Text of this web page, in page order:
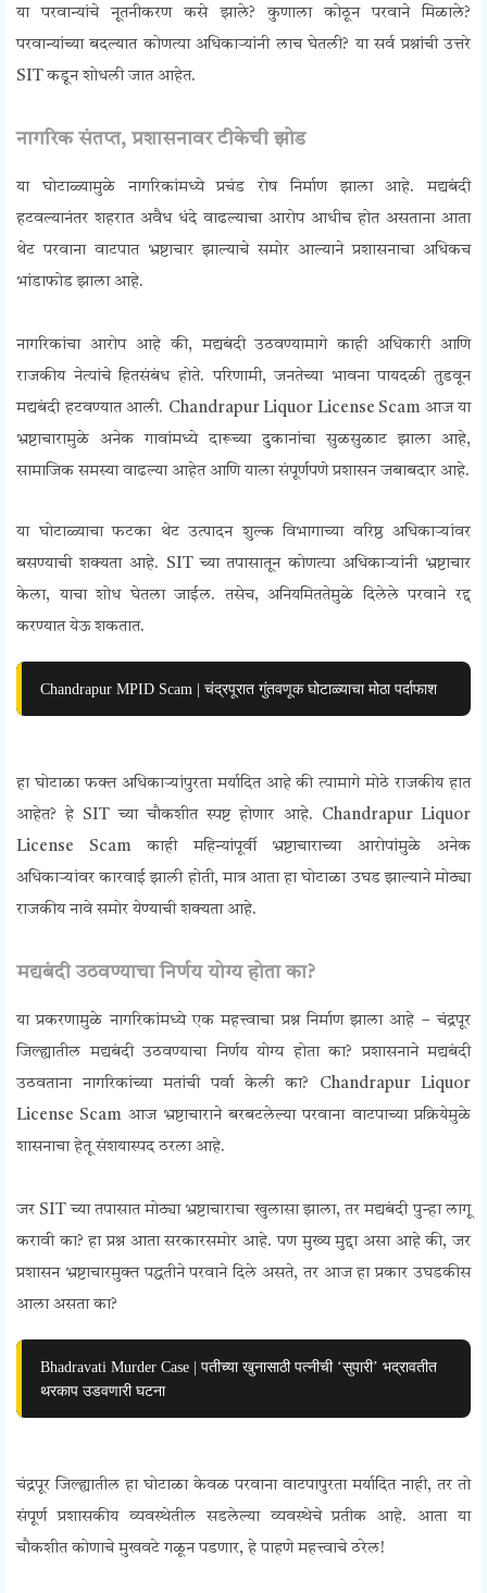
या परवान्यांचे नूतनीकरण कसे झाले? कुणाला कोठून परवाने मिळाले?
परवान्यांच्या बदल्यात कोणत्या अधिकार्‍यांनी लाच घेतली? या सर्व प्रश्नांची उत्तरे
SIT कडून शोधली जात आहेत.
नागरिक संतप्त, प्रशासनावर टीकेची झोड
या घोटाळ्यामुळे नागरिकांमध्ये प्रचंड रोष निर्माण झाला आहे. मद्यबंदी
हटवल्यानंतर शहरात अवैध धंदे वाढल्याचा आरोप आधीच होत असताना आता
थेट परवाना वाटपात भ्रष्टाचार झाल्याचे समोर आल्याने प्रशासनाचा अधिकच
भांडाफोड झाला आहे.
नागरिकांचा आरोप आहे की, मद्यबंदी उठवण्यामागे काही अधिकारी आणि
राजकीय नेत्यांचे हितसंबंध होते. परिणामी, जनतेच्या भावना पायदळी तुडवून
मद्यबंदी हटवण्यात आली. Chandrapur Liquor License Scam आज या
भ्रष्टाचारामुळे अनेक गावांमध्ये दारूच्या दुकानांचा सुळसुळाट झाला आहे,
सामाजिक समस्या वाढल्या आहेत आणि याला संपूर्णपणे प्रशासन जबाबदार आहे.
या घोटाळ्याचा फटका थेट उत्पादन शुल्क विभागाच्या वरिष्ठ अधिकाऱ्यांवर
बसण्याची शक्यता आहे. SIT च्या तपासातून कोणत्या अधिकाऱ्यांनी भ्रष्टाचार
केला, याचा शोध घेतला जाईल. तसेच, अनियमिततेमुळे दिलेले परवाने रद्द
करण्यात येऊ शकतात.
Chandrapur MPID Scam | चंद्रपूरात गुंतवणूक घोटाळ्याचा मोठा पर्दाफाश
हा घोटाळा फक्त अधिकाऱ्यांपुरता मर्यादित आहे की त्यामागे मोठे राजकीय हात
आहेत? हे SIT च्या चौकशीत स्पष्ट होणार आहे. Chandrapur Liquor
License Scam काही महिन्यांपूर्वी भ्रष्टाचाराच्या आरोपांमुळे अनेक
अधिकाऱ्यांवर कारवाई झाली होती, मात्र आता हा घोटाळा उघड झाल्याने मोठ्या
राजकीय नावे समोर येण्याची शक्यता आहे.
मद्यबंदी उठवण्याचा निर्णय योग्य होता का?
या प्रकरणामुळे नागरिकांमध्ये एक महत्त्वाचा प्रश्न निर्माण झाला आहे – चंद्रपूर
जिल्ह्यातील मद्यबंदी उठवण्याचा निर्णय योग्य होता का? प्रशासनाने मद्यबंदी
उठवताना नागरिकांच्या मतांची पर्वा केली का? Chandrapur Liquor
License Scam आज भ्रष्टाचाराने बरबटलेल्या परवाना वाटपाच्या प्रक्रियेमुळे
शासनाचा हेतू संशयास्पद ठरला आहे.
जर SIT च्या तपासात मोठ्या भ्रष्टाचाराचा खुलासा झाला, तर मद्यबंदी पुन्हा लागू
करावी का? हा प्रश्न आता सरकारसमोर आहे. पण मुख्य मुद्दा असा आहे की, जर
प्रशासन भ्रष्टाचारमुक्त पद्धतीने परवाने दिले असते, तर आज हा प्रकार उघडकीस
आला असता का?
Bhadravati Murder Case | पतीच्या खुनासाठी पत्नीची ‘सुपारी’ भद्रावतीत
थरकाप उडवणारी घटना
चंद्रपूर जिल्ह्यातील हा घोटाळा केवळ परवाना वाटपापुरता मर्यादित नाही, तर तो
संपूर्ण प्रशासकीय व्यवस्थेतील सडलेल्या व्यवस्थेचे प्रतीक आहे. आता या
चौकशीत कोणाचे मुखवटे गळून पडणार, हे पाहणे महत्त्वाचे ठरेल!